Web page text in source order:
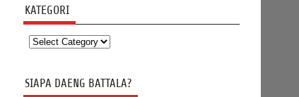
KATEGORI
Kategori
SIAPA DAENG BATTALA?